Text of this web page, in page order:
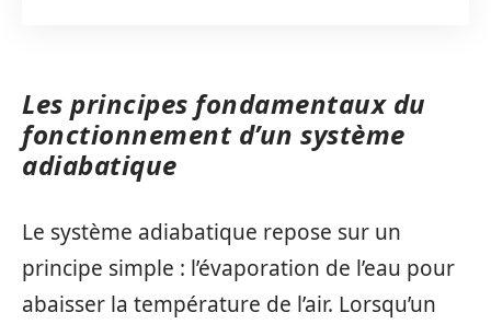
Les principes fondamentaux du
fonctionnement d’un système
adiabatique
Le système adiabatique repose sur un
principe simple : l’évaporation de l’eau pour
abaisser la température de l’air. Lorsqu’un